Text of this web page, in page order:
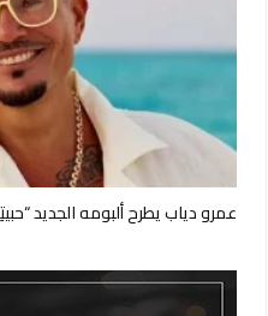
عمرو دياب يطرح ألبومه الجديد